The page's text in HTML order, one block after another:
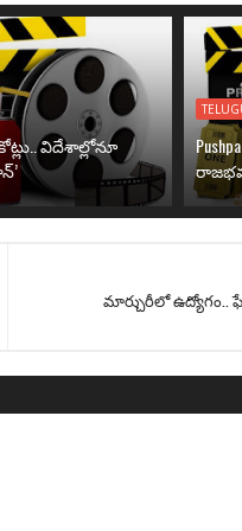
విదేశాల్లోనూ
మార్చురీలో ఉద్యోగం..